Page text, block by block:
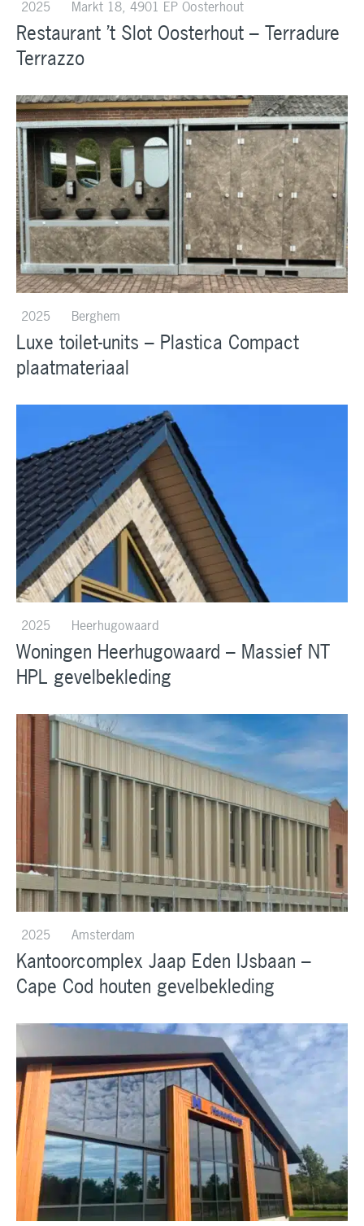
2025 Markt 18, 4901 EP Oosterhout
Restaurant ’t Slot Oosterhout – Terradure
Terrazzo
2025 Berghem
Luxe toilet-units – Plastica Compact
plaatmateriaal
2025 Heerhugowaard
Woningen Heerhugowaard – Massief NT
HPL gevelbekleding
2025 Amsterdam
Kantoorcomplex Jaap Eden IJsbaan –
Cape Cod houten gevelbekleding